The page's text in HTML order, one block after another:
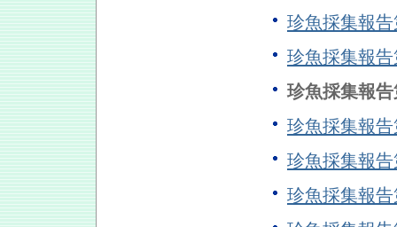
珍魚採集報
珍魚採集報
珍魚採集報
珍魚採集報
珍魚採集報
珍魚採集報